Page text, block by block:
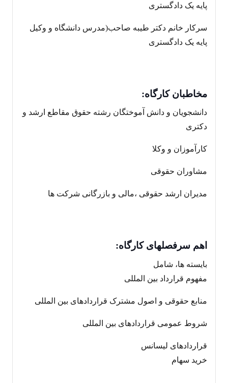
پایه یک دادگستری
سرکار خانم دکتر طیبه صاحب(مدرس دانشگاه و وکیل
پایه یک دادگستری
مخاطبان کارگاه:
دانشجویان و دانش آموختگان رشته حقوق مقاطع ارشد و
دکتری
کارآموزان و وکلا
مشاوران حقوقی
مدیران ارشد حقوقی ،مالی و بازرگانی شرکت ها
اهم سرفصلهای کارگاه:
بایسته ها، شامل
مفهوم قرارداد بین المللی
منابع حقوقی و اصول مشترک قراردادهای بین المللی
شروط عمومی قراردادهای بین المللی
قراردادهای لیسانس
خرید سهام